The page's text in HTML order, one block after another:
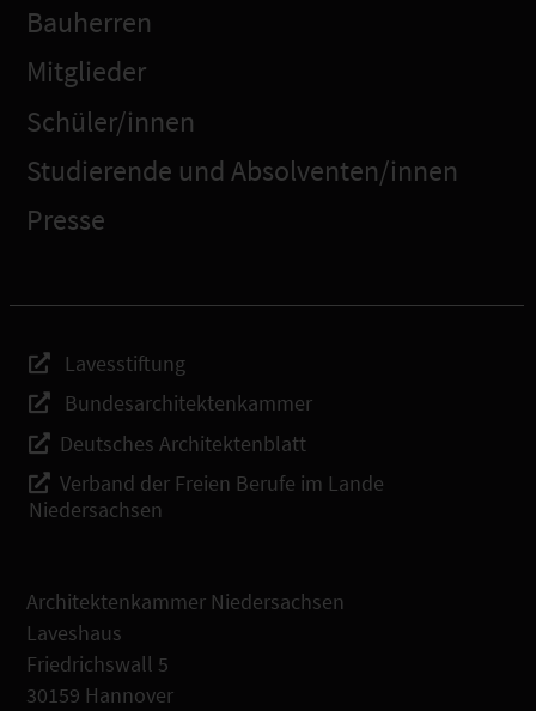
Bauherren
Mitglieder
Schüler/innen
Studierende und Absolventen/innen
Presse
Lavesstiftung
Bundesarchitektenkammer
Deutsches Architektenblatt
Verband der Freien Berufe im Lande
Niedersachsen
Architektenkammer Niedersachsen
Laveshaus
Friedrichswall 5
30159 Hannover